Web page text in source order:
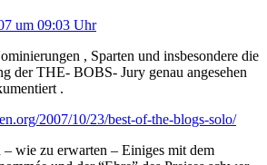
um 09:03 Uhr
, Sparten und insbesondere die
der THE- BOBS- Jury genau angesehen
.
2007/10/23/best-of-the-blogs-solo/
wie zu erwarten – Einiges mit dem